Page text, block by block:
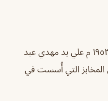
تأسست حلويات القباني عام ١٩٥٣ م علي يد مهدي عبد
المخابز التي أُسست في